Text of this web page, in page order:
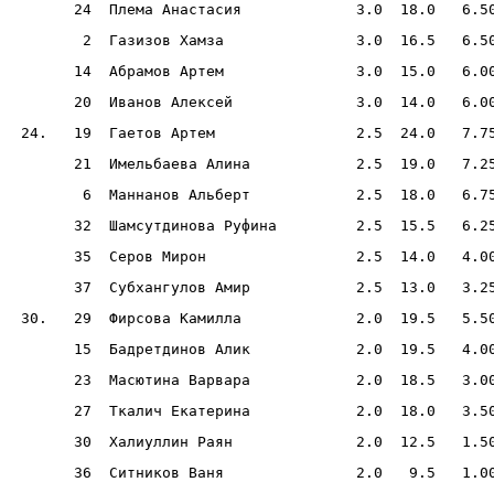
24  Плема Анастасия             3.0  18.0
2  Газизов Хамза               3.0  16.5
14  Абрамов Артем               3.0  15.0
20  Иванов Алексей              3.0  14.0
24.   19  Гаетов Артем                2.5  24.0
21  Имельбаева Алина            2.5  19.0
6  Маннанов Альберт            2.5  18.0
32  Шамсутдинова Руфина         2.5  15.5
35  Серов Мирон                 2.5  14.0
37  Субхангулов Амир            2.5  13.0
30.   29  Фирсова Камилла             2.0  19.5
15  Бадретдинов Алик            2.0  19.5
23  Масютина Варвара            2.0  18.5
27  Ткалич Екатерина            2.0  18.0
30  Халиуллин Раян              2.0  12.5
36  Ситников Ваня               2.0   9.5